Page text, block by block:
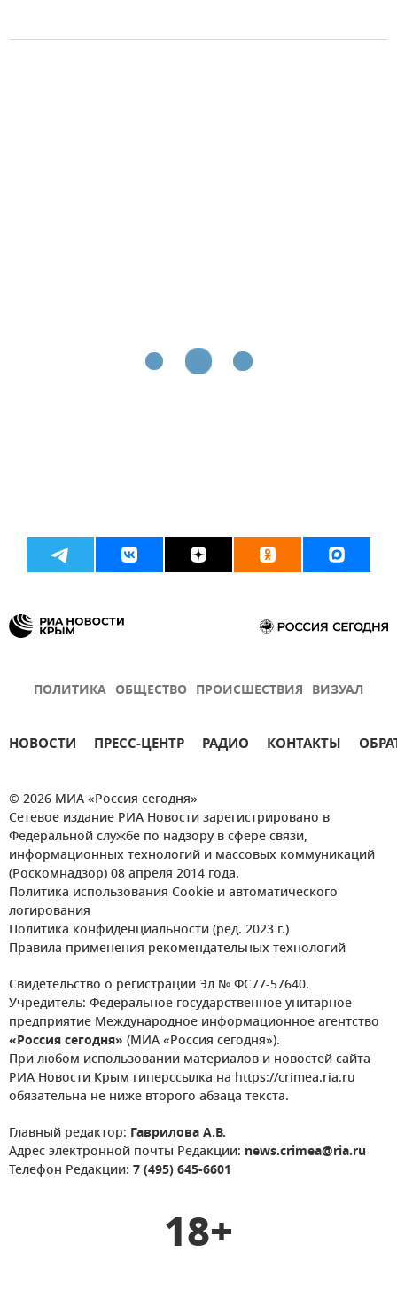
ПОЛИТИКА ОБЩЕСТВО ПРОИСШЕСТВИЯ ВИЗУАЛ
НОВОСТИ ПРЕСС-ЦЕНТР РАДИО КОНТАКТЫ
© 2026 МИА «Россия сегодня»
Сетевое издание РИА Новости зарегистрировано в
Федеральной службе по надзору в сфере связи,
информационных технологий и массовых коммуникаций
(Роскомнадзор) 08 апреля 2014 года.
Политика использования Cookie и автоматического
логирования
Политика конфиденциальности (ред. 2023 г.)
Правила применения рекомендательных технологий
Свидетельство о регистрации Эл № ФС77-57640.
Учредитель: Федеральное государственное унитарное
предприятие Международное информационное агентство
«Россия сегодня» (МИА «Россия сегодня»).
При любом использовании материалов и новостей сайта
РИА Новости Крым гиперссылка на https://crimea.ria.ru
обязательна не ниже второго абзаца текста.
Главный редактор: Гаврилова А.В.
Адрес электронной почты Редакции: news.crimea@ria.ru
Телефон Редакции: 7 (495) 645-6601
18+